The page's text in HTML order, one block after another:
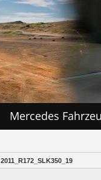
Mercedes
2011_R172_SLK350_19